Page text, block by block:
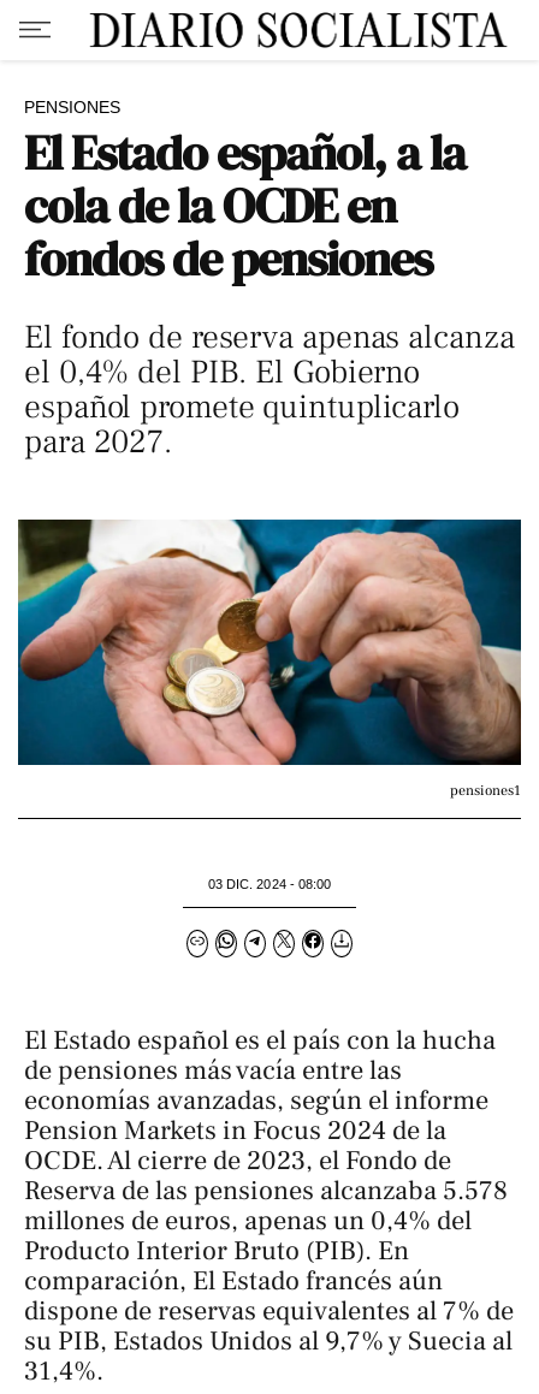
PENSIONES
El Estado español, a la
cola de la OCDE en
fondos de pensiones
El fondo de reserva apenas alcanza
el 0,4% del PIB. El Gobierno
español promete quintuplicarlo
para 2027.
pensiones1
03 DIC. 2024 - 08:00
El Estado español es el país con la hucha
de pensiones más vacía entre las
economías avanzadas, según el informe
Pension Markets in Focus 2024 de la
OCDE. Al cierre de 2023, el Fondo de
Reserva de las pensiones alcanzaba 5.578
millones de euros, apenas un 0,4% del
Producto Interior Bruto (PIB). En
comparación, El Estado francés aún
dispone de reservas equivalentes al 7% de
su PIB, Estados Unidos al 9,7% y Suecia al
31,4%.